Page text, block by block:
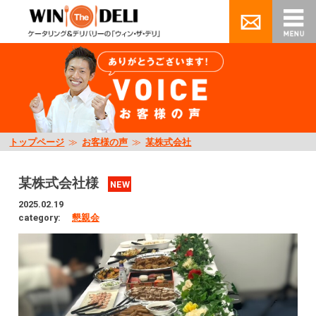
トップページ ≫ お客様の声 ≫某株式会社
某株式会社様
NEW
2025.02.19
category:
懇親会